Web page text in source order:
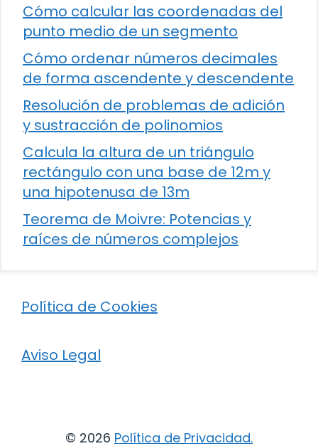
Cómo calcular las coordenadas del
punto medio de un segmento
Cómo ordenar números decimales
de forma ascendente y descendente
Resolución de problemas de adición
y sustracción de polinomios
Calcula la altura de un triángulo
rectángulo con una base de 12m y
una hipotenusa de 13m
Teorema de Moivre: Potencias y
raíces de números complejos
Política de Cookies
Aviso Legal
© 2026 Política de Privacidad.